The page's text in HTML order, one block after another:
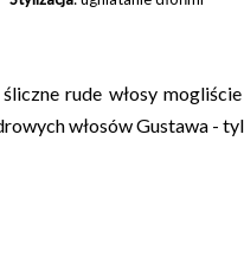
rude włosy
włosów Gustawa -